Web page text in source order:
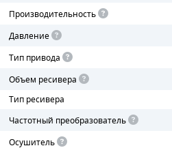
Производительность
Давление
Тип привода
Объем ресивера
Тип ресивера
Частотный преобразователь
Осушитель
РАДИАТОРЫ
ПОРШНЕВЫЕ БЛОКИ
ДЕТАЛИ ПОРШНЕВЫХ КОМПРЕССОРОВ
ДЕТАЛИ СПИРАЛЬНЫХ КОМПРЕССОРОВ